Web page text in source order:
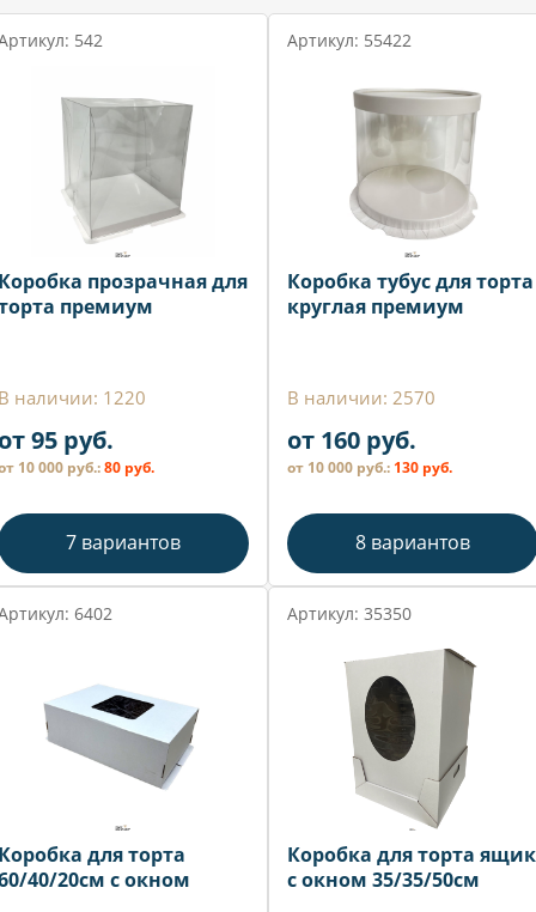
542
прозрачная для
премиум
наличии: 1220
95 руб.
10 000 руб.:80 руб.
7 вариантов
Артикул: 55422
Коробка тубус для торта
круглая премиум
В наличии: 2570
от 160 руб.
от 10 000 руб.: 130 руб.
8 вариантов
6402
для торта
40/20см с окном
Артикул: 35350
Коробка для торта ящик
с окном 35/35/50см